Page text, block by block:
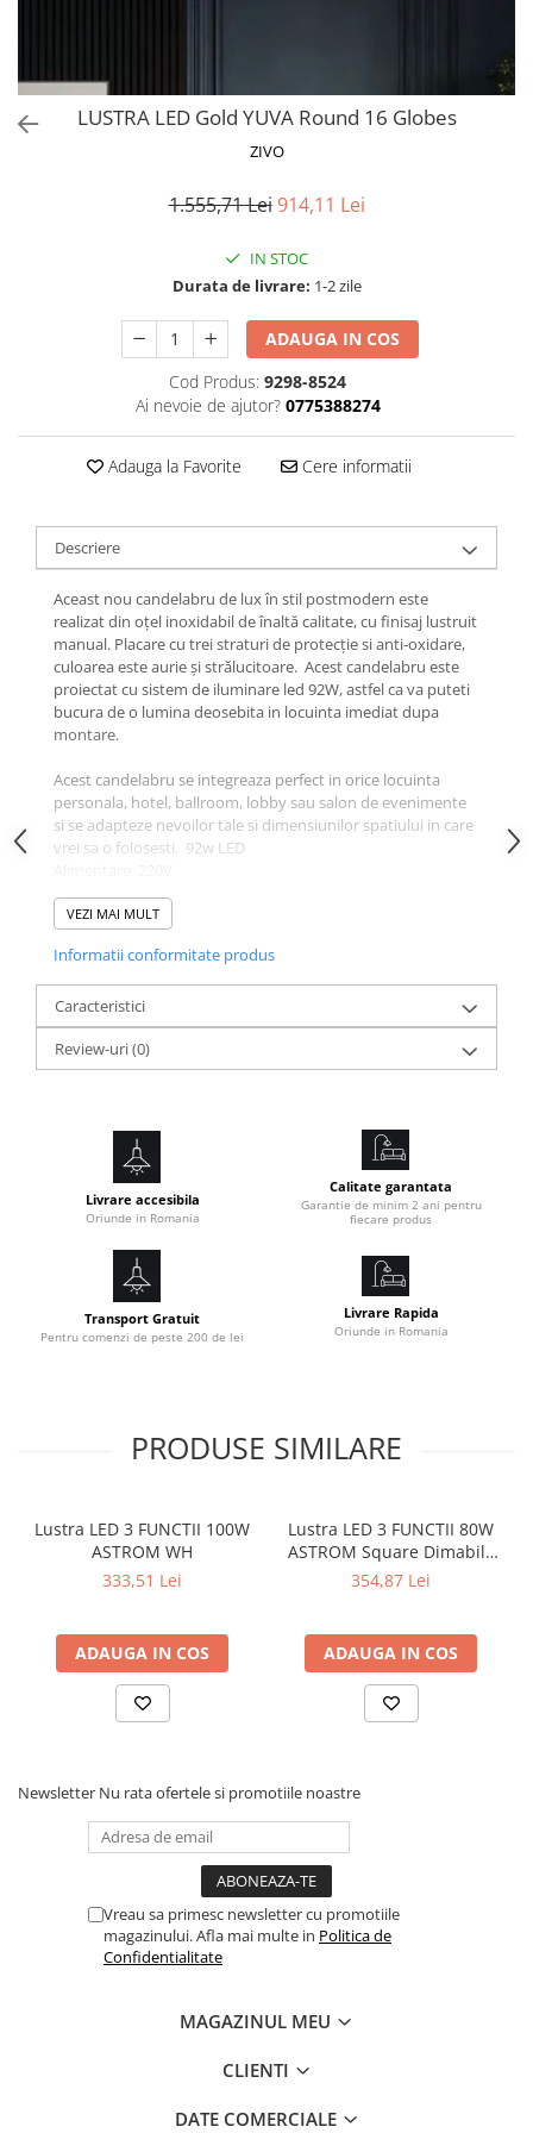
LUSTRA LED Gold YUVA Round 16 Globes
ZIVO
1.555,71 Lei 914,11 Lei
IN STOC
Durata de livrare: 1-2 zile
ADAUGA IN COS
Cod Produs: 9298-8524
Ai nevoie de ajutor? 0775388274
Adauga la Favorite Cere informatii
Descriere
Aceast nou candelabru de lux în stil postmodern este
realizat din oțel inoxidabil de înaltă calitate, cu finisaj lustruit
manual. Placare cu trei straturi de protecție si anti-oxidare,
culoarea este aurie și strălucitoare. Acest candelabru este
proiectat cu sistem de iluminare led 92W, astfel ca va puteti
bucura de o lumina deosebita in locuinta imediat dupa
montare.
Acest candelabru se integreaza perfect in orice locuinta
personala, hotel, ballroom, lobby sau salon de evenimente
si se adapteze nevoilor tale si dimensiunilor spatiului in care
vrei sa o folosesti. 92w LED
Dimensiuni
690mm diametru
Garantie / Certificate 2 ani / CE, RoHs
VEZI MAI MULT
Informatii conformitate produs
Caracteristici
Review-uri(0)
Livrare accesibila
Oriunde in Romania
Calitate garantata
Garantie de minim 2 ani pentru
fiecare produs
Transport Gratuit
Pentru comenzi de peste 200 de lei
Livrare Rapida
Oriunde in Romania
PRODUSE SIMILARE
Lustra LED 3 FUNCTII 100W
ASTROM WH
333,51 Lei
ADAUGA IN COS
Lustra LED 3 FUNCTII 80W
ASTROM Square Dimabila
cu Telecomanda
354,87 Lei
ADAUGA IN COS
Newsletter Nu rata ofertele si promotiile noastre
Vreau sa primesc newsletter cu promotiile
magazinului. Afla mai multe in Politica de
Confidentialitate
MAGAZINUL MEU
CLIENTI
DATE COMERCIALE